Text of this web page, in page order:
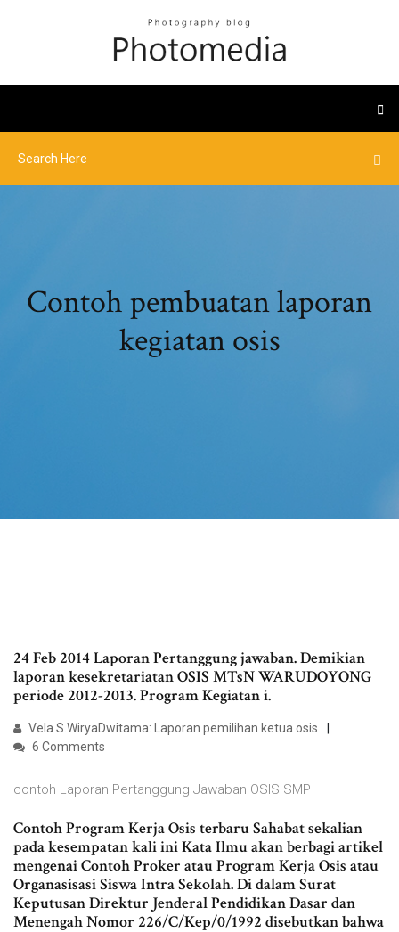
Contoh pembuatan laporan
kegiatan osis
24 Feb 2014 Laporan Pertanggung jawaban. Demikian
laporan kesekretariatan OSIS MTsN WARUDOYONG
periode 2012-2013. Program Kegiatan i.
Vela S.WiryaDwitama: Laporan pemilihan ketua osis
6 Comments
contoh Laporan Pertanggung Jawaban OSIS SMP
Contoh Program Kerja Osis terbaru Sahabat sekalian
pada kesempatan kali ini Kata Ilmu akan berbagi artikel
mengenai Contoh Proker atau Program Kerja Osis atau
Organasisasi Siswa Intra Sekolah. Di dalam Surat
Keputusan Direktur Jenderal Pendidikan Dasar dan
Menengah Nomor 226/C/Kep/0/1992 disebutkan bahwa